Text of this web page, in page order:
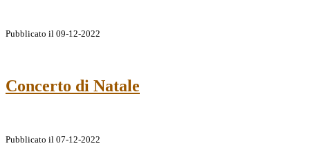
Pubblicato il 09-12-2022
Concerto di Natale
Pubblicato il 07-12-2022